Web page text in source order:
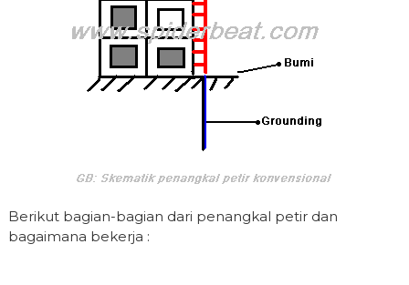
Berikut bagian-bagian dari penangkal petir dan
bagaimana bekerja :